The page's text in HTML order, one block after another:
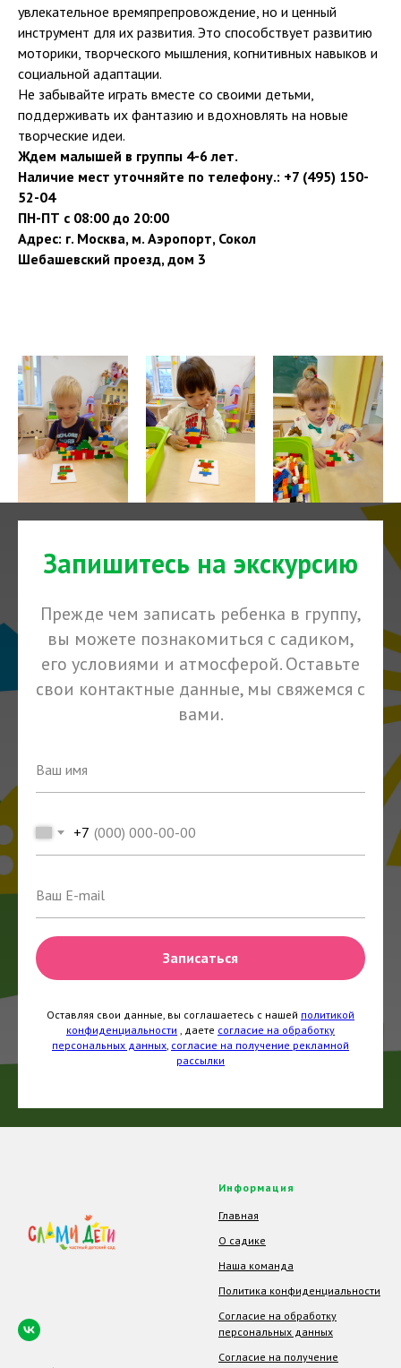
увлекательное времяпрепровождение, но и ценный
инструмент для их развития. Это способствует развитию
моторики, творческого мышления, когнитивных навыков и
социальной адаптации.
Не забывайте играть вместе со своими детьми,
поддерживать их фантазию и вдохновлять на новые
творческие идеи.
Ждем малышей в группы 4-6 лет.
Наличие мест уточняйте по телефону.: +7 (495) 150-
52-04
ПН-ПТ с 08:00 до 20:00
Адрес: г. Москва, м. Аэропорт, Сокол
Шебашевский проезд, дом 3
Запишитесь на экскурсию
Прежде чем записать ребенка в группу,
вы можете познакомиться с садиком,
его условиями и атмосферой. Оставьте
свои контактные данные, мы свяжемся с
вами.
+7
Записаться
Оставляя свои данные, вы соглашаетесь с нашей политикой
конфиденциальности , даете согласие на обработку
персональных данных, согласие на получение рекламной
рассылки
Информация
Главная
О садике
Наша команда
Политика конфиденциальности
Согласие на обработку
персональных данных
Согласие на получение